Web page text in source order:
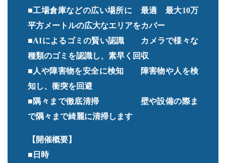
■工場倉庫などの広い場所に 最適 最大10万
平方メートルの広大なエリアをカバー
■AIによるゴミの賢い認識 カメラで様々な
種類のゴミを認識し、素早く回収
■人や障害物を安全に検知 障害物や人を検
知し、衝突を回避
■隅々まで徹底清掃 壁や設備の際ま
で隅々まで綺麗に清掃します
【開催概要】
■日時